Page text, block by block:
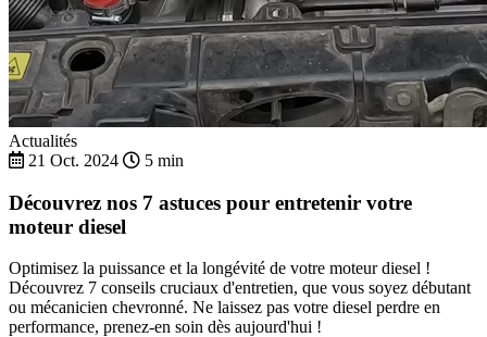
Actualités
21 Oct. 2024
5 min
Découvrez nos 7 astuces pour entretenir votre
moteur diesel
Optimisez la puissance et la longévité de votre moteur diesel !
Découvrez 7 conseils cruciaux d'entretien, que vous soyez débutant
ou mécanicien chevronné. Ne laissez pas votre diesel perdre en
performance, prenez-en soin dès aujourd'hui !